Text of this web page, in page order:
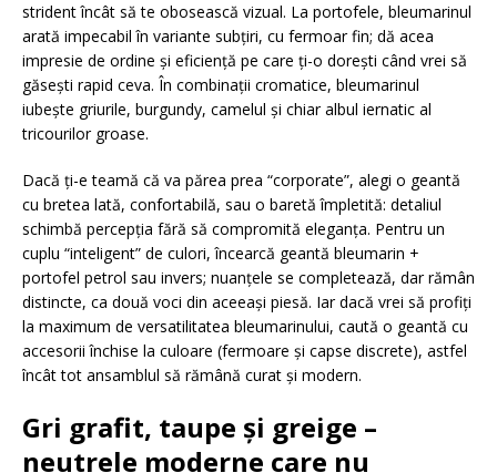
strident încât să te obosească vizual. La portofele, bleumarinul
arată impecabil în variante subțiri, cu fermoar fin; dă acea
impresie de ordine și eficiență pe care ți-o dorești când vrei să
găsești rapid ceva. În combinații cromatice, bleumarinul
iubește griurile, burgundy, camelul și chiar albul iernatic al
tricourilor groase.
Dacă ți-e teamă că va părea prea “corporate”, alegi o geantă
cu bretea lată, confortabilă, sau o baretă împletită: detaliul
schimbă percepția fără să compromită eleganța. Pentru un
cuplu “inteligent” de culori, încearcă geantă bleumarin +
portofel petrol sau invers; nuanțele se completează, dar rămân
distincte, ca două voci din aceeași piesă. Iar dacă vrei să profiți
la maximum de versatilitatea bleumarinului, caută o geantă cu
accesorii închise la culoare (fermoare și capse discrete), astfel
încât tot ansamblul să rămână curat și modern.
Gri grafit, taupe și greige –
neutrele moderne care nu